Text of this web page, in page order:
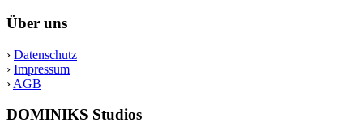
Über uns
› Datenschutz
› Impressum
› AGB
DOMINIKS Studios